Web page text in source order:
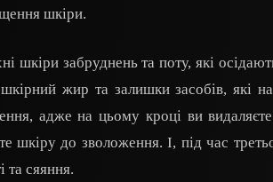
шкіри.
шкіри забруднень та поту, які
жир та залишки засобів, які
адже на цьому кроці ви
шкіру до зволоження. І, під час
та сяяння.